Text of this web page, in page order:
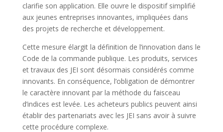
clarifie son application. Elle ouvre le dispositif simplifié
aux jeunes entreprises innovantes, impliquées dans
des projets de recherche et développement.
Cette mesure élargit la définition de l’innovation dans le
Code de la commande publique. Les produits, services
et travaux des JEI sont désormais considérés comme
innovants. En conséquence, l’obligation de démontrer
le caractère innovant par la méthode du faisceau
d’indices est levée. Les acheteurs publics peuvent ainsi
établir des partenariats avec les JEI sans avoir à suivre
cette procédure complexe.